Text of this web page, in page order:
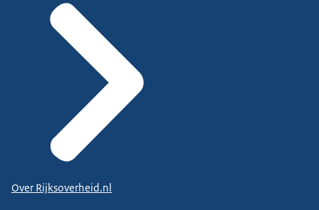
Over Rijksoverheid.nl